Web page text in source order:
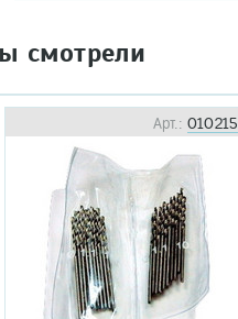
смотрели
Арт.:010215